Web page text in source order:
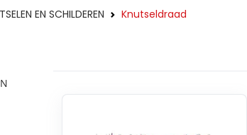
EN SCHILDEREN Knutseldraad